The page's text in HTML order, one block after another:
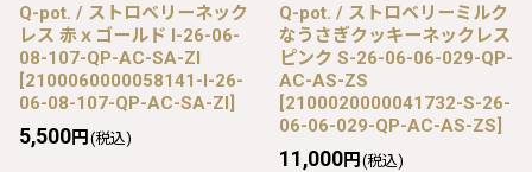
Q-pot. / ストロベリーネック
レス 赤ｘゴールド I-26-06-
08-107-QP-AC-SA-ZI
[2100060000058141-I-26-
06-08-107-QP-AC-SA-ZI]
5,500円 (税込)
Q-pot. / ストロベリーミルク
なうさぎクッキーネックレス
ピンク S-26-06-06-029-QP-
AC-AS-ZS
[2100020000041732-S-26-
06-06-029-QP-AC-AS-ZS]
11,000円 (税込)